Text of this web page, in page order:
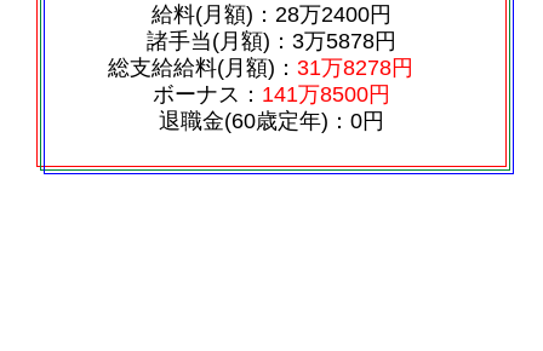
給料(月額)：28万2400円
諸手当(月額)：3万5878円
総支給給料(月額)： 31万8278円
ボーナス： 141万8500円
退職金(60歳定年)：0円